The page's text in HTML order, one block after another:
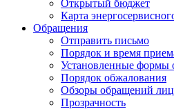
Открытый бюджет
Карта
Обращения
Отправить письмо
Порядок и время
Установленные формы
Порядок обжалования
Обзоры обращений лиц
Прозрачность